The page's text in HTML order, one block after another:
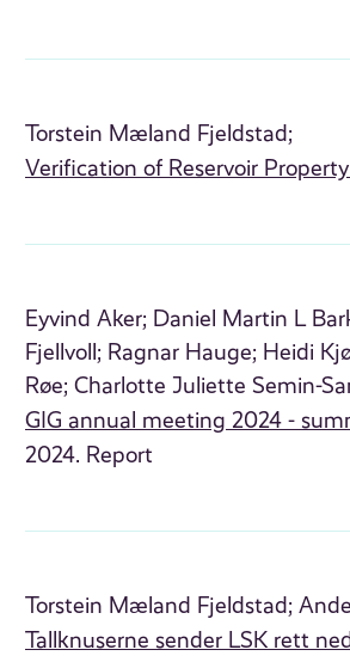
Torstein Mæland Fjeldstad;
Verification of Reservoir
Eyvind Aker; Daniel Martin L
Fjellvoll; Ragnar Hauge; Heidi
Røe; Charlotte Juliette Semin-
GIG annual meeting 2024 -
2024. Report
Torstein Mæland Fjeldstad;
Tallknuserne sender LSK rett